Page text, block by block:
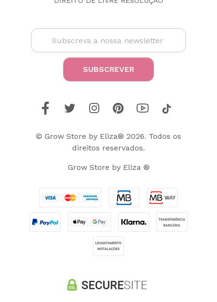
SUBSCREVER
© Grow Store by Eliza® 2026. Todos os
direitos reservados.
Grow Store by Eliza ®